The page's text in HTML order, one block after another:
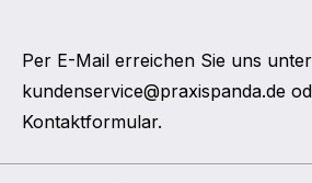
Per E-Mail erreichen Sie uns
kundenservice@praxispanda.de
Kontaktformular.